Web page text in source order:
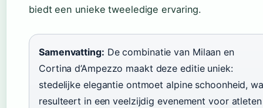
biedt een unieke tweeledige ervaring.
Samenvatting: De combinatie van Milaan en
Cortina d’Ampezzo maakt deze editie uniek:
stedelijke elegantie ontmoet alpine schoonheid,
resulteert in een veelzijdig evenement voor atleten